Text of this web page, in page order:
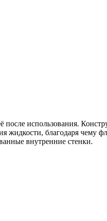
использования.
жидкости, благодаря чему
внутренние стенки.